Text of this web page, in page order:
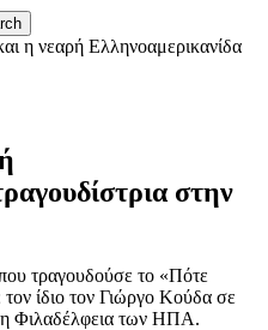
η νεαρή Ελληνοαμερικανίδα
στην
τραγουδούσε το «Πότε
ίδιο τον Γιώργο Κούδα σε
Φιλαδέλφεια των ΗΠΑ.